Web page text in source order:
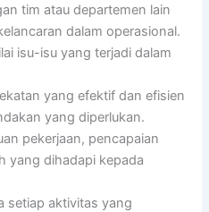
tim atau departemen lain
dalam operasional.
isu-isu yang terjadi dalam
yang efektif dan efisien
yang diperlukan.
pekerjaan, pencapaian
yang dihadapi kepada
setiap aktivitas yang